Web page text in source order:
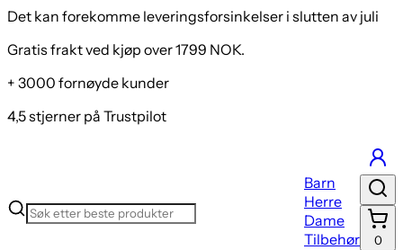
Det kan forekomme leveringsforsinkelser i slutten av juli
Gratis frakt ved kjøp over 1799 NOK.
+ 3000 fornøyde kunder
4,5 stjerner på Trustpilot
Barn
Herre
Dame
Tilbehør
0